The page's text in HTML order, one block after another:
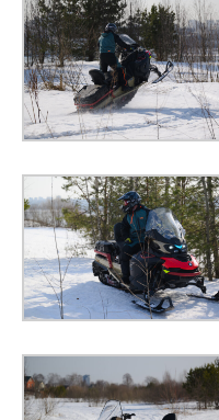
ВЫСОТА
ШИРИНА ГУСЕНИЦЫ
ДЛИНА ГУСЕНИЦЫ